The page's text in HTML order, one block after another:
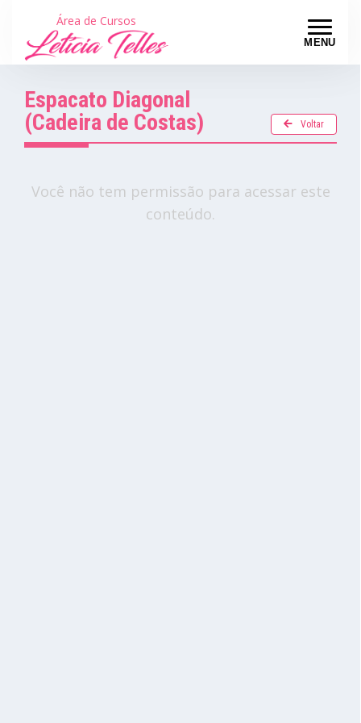
MENU
Área de Cursos
Espacato Diagonal
(Cadeira de Costas)
Voltar
Você não tem permissão para acessar este
conteúdo.